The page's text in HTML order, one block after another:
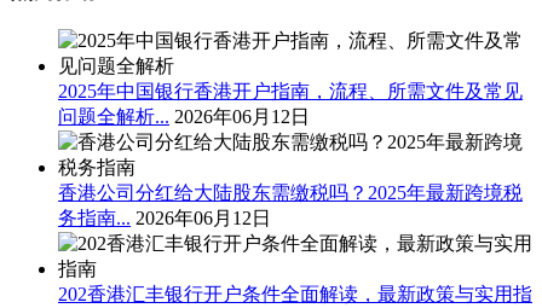
2025年中国银行香港开户指南，流程、所需文件及常见
问题全解析... 2026年06月12日
香港公司分红给大陆股东需缴税吗？2025年最新跨境税
务指南... 2026年06月12日
202香港汇丰银行开户条件全面解读，最新政策与实用指